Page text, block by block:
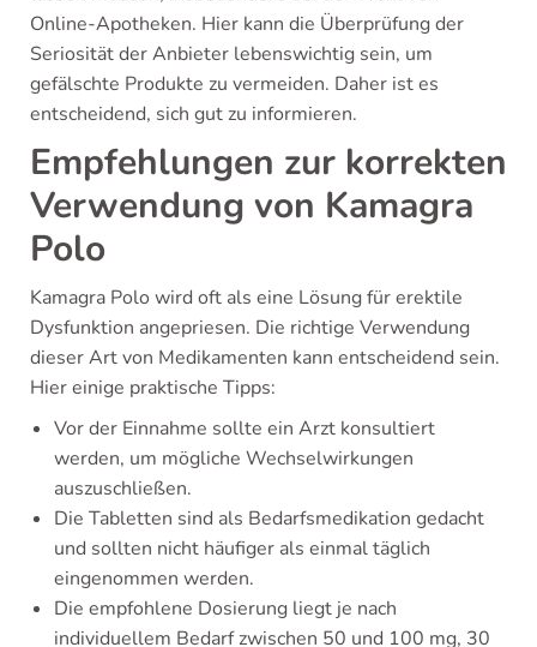
Online-Apotheken. Hier kann die Überprüfung der
Seriosität der Anbieter lebenswichtig sein, um
gefälschte Produkte zu vermeiden. Daher ist es
entscheidend, sich gut zu informieren.
Empfehlungen zur korrekten
Verwendung von Kamagra
Polo
Kamagra Polo wird oft als eine Lösung für erektile
Dysfunktion angepriesen. Die richtige Verwendung
dieser Art von Medikamenten kann entscheidend sein.
Hier einige praktische Tipps:
Vor der Einnahme sollte ein Arzt konsultiert
werden, um mögliche Wechselwirkungen
auszuschließen.
Die Tabletten sind als Bedarfsmedikation gedacht
und sollten nicht häufiger als einmal täglich
eingenommen werden.
Die empfohlene Dosierung liegt je nach
individuellem Bedarf zwischen 50 und 100 mg, 30